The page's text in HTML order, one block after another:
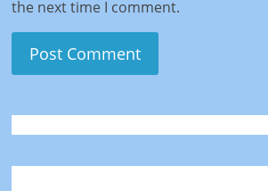
the next time I comment.